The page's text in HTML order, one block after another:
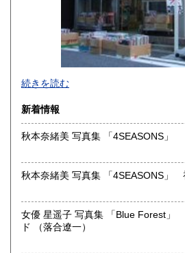
新旧女優・アイドルのグラビア、なつ
映画・特撮、ゲーム・アニメ古漫画な
お取り扱いは、趣味のものすべてに
グラビアアイドル雑誌(キャンディー
写真集・イメージビデオ(DVD)、雑
古マンガ・アニメロマンアルバム系、
CD・ビデオ・DVD・LD
どんなジャンルでも買取することがで
東京近郊出張買取していますのでお
続きを読む
新着情報
秋本奈緒美 写真集 「4SEASONS」
秋本奈緒美 写真集 「4SEASONS」
女優 星遥子 写真集 「Blue Forest
ド （落合遼一）